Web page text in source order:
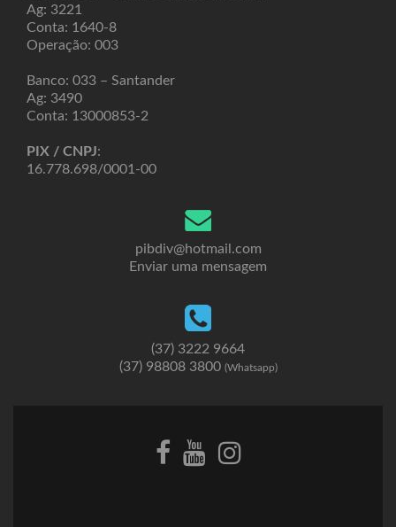
Ag: 3221
Conta: 1640-8
Operação: 003
Banco: 033 – Santander
Ag: 3490
Conta: 13000853-2
PIX / CNPJ:
16.778.698/0001-00
pibdiv@hotmail.com
Enviar uma mensagem
(37) 3222 9664
(37) 98808 3800 (Whatsapp)